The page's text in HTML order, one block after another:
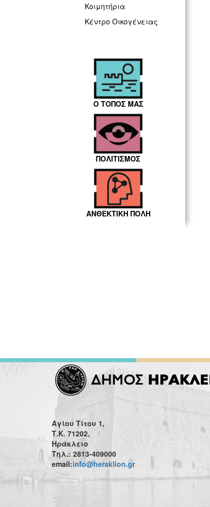
Κοιμητήρια
Κέντρο Οικογένειας
Ο ΤΟΠΟΣ ΜΑΣ
ΠΟΛΙΤΙΣΜΟΣ
ΑΝΘΕΚΤΙΚΗ ΠΟΛΗ
Αγίου Τίτου 1,
Τ.Κ. 71202,
Ηράκλειο
Τηλ.: 2813-409000
email:info@heraklion.gr